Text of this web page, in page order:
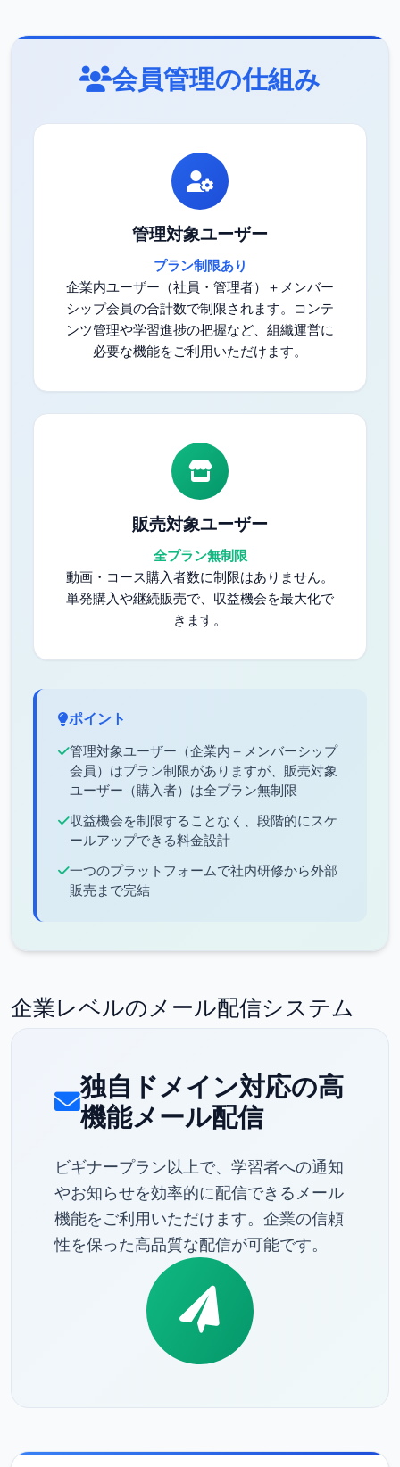
会員管理の仕組み
管理対象ユーザー
プラン制限あり
企業内ユーザー（社員・管理者）＋メンバー
シップ会員の合計数で制限されます。コンテ
ンツ管理や学習進捗の把握など、組織運営に
必要な機能をご利用いただけます。
販売対象ユーザー
全プラン無制限
動画・コース購入者数に制限はありません。
単発購入や継続販売で、収益機会を最大化で
きます。
ポイント
管理対象ユーザー（企業内＋メンバーシップ
会員）はプラン制限がありますが、販売対象
ユーザー（購入者）は全プラン無制限
収益機会を制限することなく、段階的にスケ
ールアップできる料金設計
一つのプラットフォームで社内研修から外部
販売まで完結
企業レベルのメール配信システム
独自ドメイン対応の高
機能メール配信
ビギナープラン以上で、学習者への通知
やお知らせを効率的に配信できるメール
機能をご利用いただけます。企業の信頼
性を保った高品質な配信が可能です。